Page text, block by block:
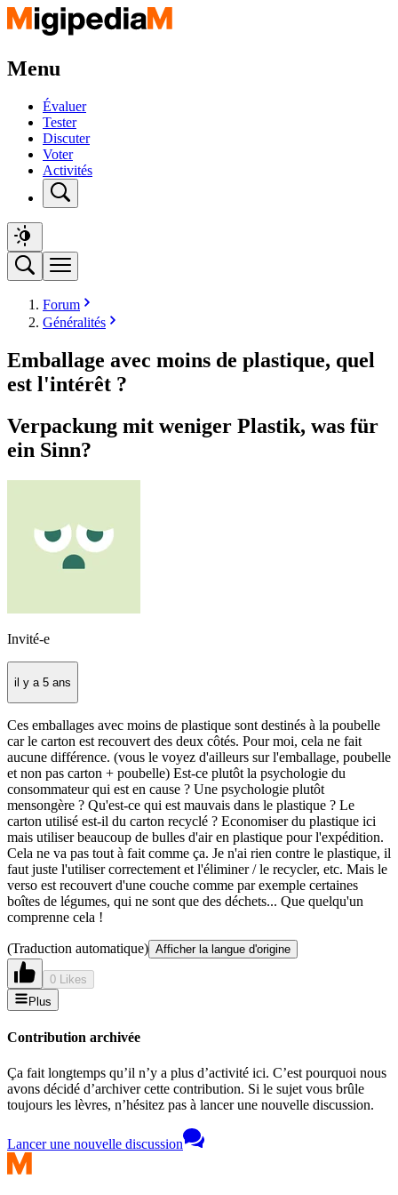
Menu
Évaluer
Tester
Discuter
Voter
Activités
Forum
Généralités
Emballage avec moins de plastique, quel
est l'intérêt ?
Verpackung mit weniger Plastik, was für
ein Sinn?
Invité-e
il y a 5 ans
Ces emballages avec moins de plastique sont destinés à la poubelle
car le carton est recouvert des deux côtés. Pour moi, cela ne fait
aucune différence. (vous le voyez d'ailleurs sur l'emballage, poubelle
et non pas carton + poubelle) Est-ce plutôt la psychologie du
consommateur qui est en cause ? Une psychologie plutôt
mensongère ? Qu'est-ce qui est mauvais dans le plastique ? Le
carton utilisé est-il du carton recyclé ? Economiser du plastique ici
mais utiliser beaucoup de bulles d'air en plastique pour l'expédition.
Cela ne va pas tout à fait comme ça. Je n'ai rien contre le plastique, il
faut juste l'utiliser correctement et l'éliminer / le recycler, etc. Mais le
verso est recouvert d'une couche comme par exemple certaines
boîtes de légumes, qui ne sont que des déchets... Que quelqu'un
comprenne cela !
(Traduction automatique) Afficher la langue d'origine
0 Likes
Plus
Contribution archivée
Ça fait longtemps qu’il n’y a plus d’activité ici. C’est pourquoi nous
avons décidé d’archiver cette contribution. Si le sujet vous brûle
toujours les lèvres, n’hésitez pas à lancer une nouvelle discussion.
Lancer une nouvelle discussion